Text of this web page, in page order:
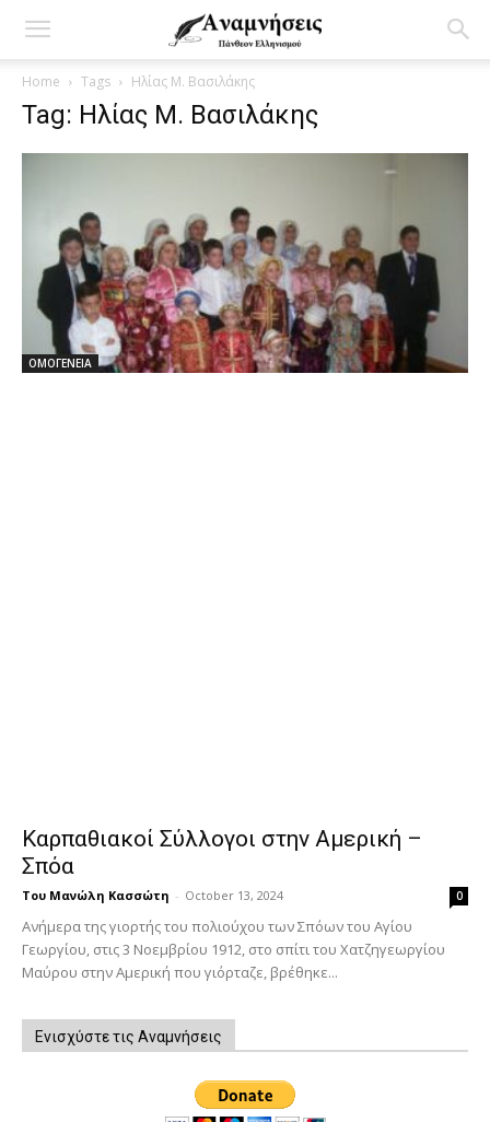
Home Tags Ηλίας Μ. Βασιλάκης
Tag: Ηλίας Μ. Βασιλάκης
ΟΜΟΓΕΝΕΙΑ
Καρπαθιακοί Σύλλογοι στην Αμερική –
Σπόα
Του Μανώλη Κασσώτη - October 13, 2024 0
Ανήμερα της γιορτής του πολιούχου των Σπόων του Αγίου
Γεωργίου, στις 3 Νοεμβρίου 1912, στο σπίτι του Χατζηγεωργίου
Μαύρου στην Αμερική που γιόρταζε, βρέθηκε...
Ενισχύστε τις Αναμνήσεις